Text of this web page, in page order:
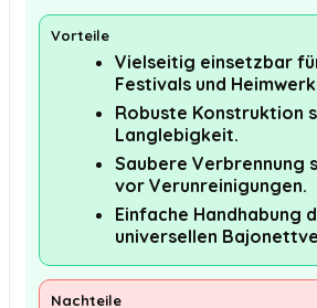
Vorteile
Vielseitig einsetzbar
Festivals und
Robuste Konstruktion
Langlebigkeit.
Saubere Verbrennung
vor Verunreinigungen.
Einfache Handhabung
universellen
Nachteile